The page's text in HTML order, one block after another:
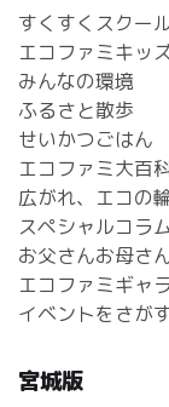
すくすくスクー
エコファミキッ
みんなの環境
ふるさと散歩
せいかつごはん
エコファミ大百
広がれ、エコの
スペシャルコラ
お父さんお母さ
エコファミギャ
イベントをさが
宮城版